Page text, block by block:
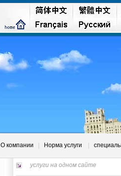
О компании Норма услуги
услуги на одном сайте